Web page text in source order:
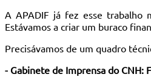
A APADIF já fez esse trabalho
Estávamos a criar um buraco
Precisávamos de um quadro
- Gabinete de Imprensa do CNH: